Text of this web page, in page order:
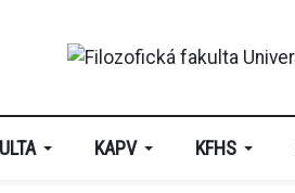
KAPV KFHS